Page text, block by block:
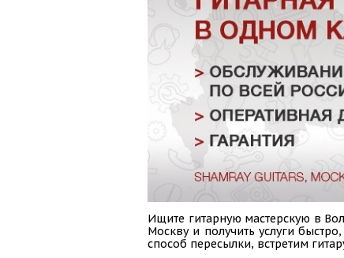
Ищите гитарную мастерскую в
Москву и получить услуги
способ пересылки, встретим